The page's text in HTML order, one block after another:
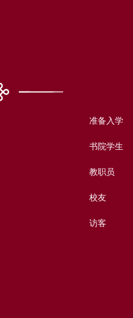
准备入学
书院学生
教职员
校友
访客